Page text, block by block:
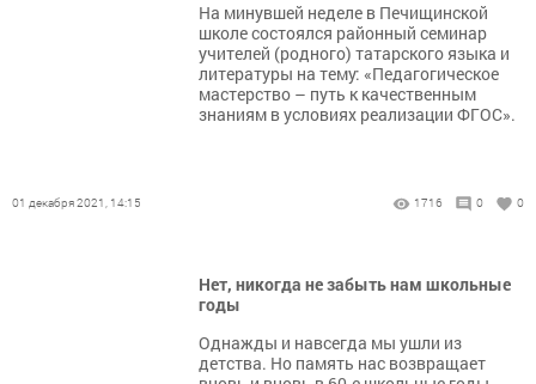
На минувшей неделе в Печищинской
школе состоялся районный семинар
учителей (родного) татарского языка и
литературы на тему: «Педагогическое
мастерство – путь к качественным
знаниям в условиях реализации ФГОС».
01 декабря 2021, 14:15 1716 0 0
Нет, никогда не забыть нам школьные
годы
Однажды и навсегда мы ушли из
детства. Но память нас возвращает